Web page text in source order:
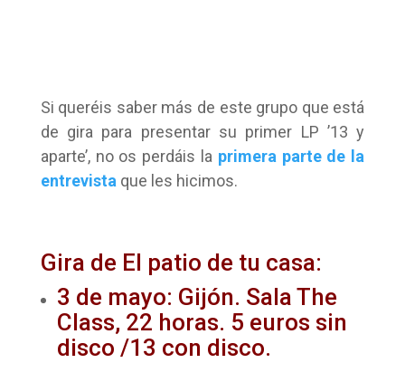
Si queréis saber más de este grupo que está
de gira para presentar su primer LP ’13 y
aparte’, no os perdáis la primera parte de la
entrevista que les hicimos.
Gira de El patio de tu casa:
3 de mayo: Gijón. Sala The
Class, 22 horas. 5 euros sin
disco /13 con disco.